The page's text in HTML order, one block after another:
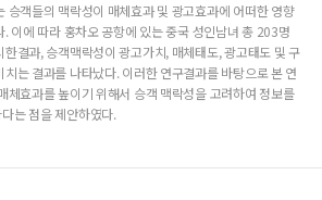
승객들의 맥락성이 매체효과 및 광고효과에 어떠한 영향
이에 따라 홍차오 공항에 있는 중국 성인남녀 총 203명
결과, 승객맥락성이 광고가치, 매체태도, 광고태도 및 구
는 결과를 나타났다. 이러한 연구결과를 바탕으로 본 연
체효과를 높이기 위해서 승객 맥락성을 고려하여 정보를
는 점을 제안하였다.